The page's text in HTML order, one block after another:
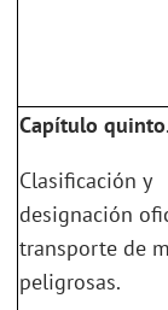
Capítulo
Clasificación y
designación
transporte de
peligrosas.